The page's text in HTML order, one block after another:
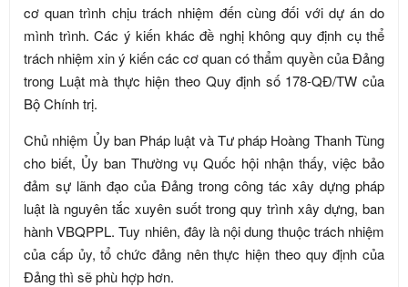
cơ quan trình chịu trách nhiệm đến cùng đối với dự án do
mình trình. Các ý kiến khác đề nghị không quy định cụ thể
trách nhiệm xin ý kiến các cơ quan có thẩm quyền của Đảng
trong Luật mà thực hiện theo Quy định số 178-QĐ/TW của
Bộ Chính trị.
Chủ nhiệm Ủy ban Pháp luật và Tư pháp Hoàng Thanh Tùng
cho biết, Ủy ban Thường vụ Quốc hội nhận thấy, việc bảo
đảm sự lãnh đạo của Đảng trong công tác xây dựng pháp
luật là nguyên tắc xuyên suốt trong quy trình xây dựng, ban
hành VBQPPL. Tuy nhiên, đây là nội dung thuộc trách nhiệm
của cấp ủy, tổ chức đảng nên thực hiện theo quy định của
Đảng thì sẽ phù hợp hơn.